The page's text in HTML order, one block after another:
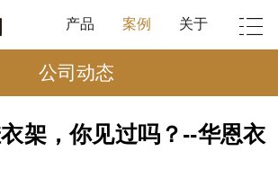
产品 案例 关于
公司动态
架，你见过吗？--华恩衣